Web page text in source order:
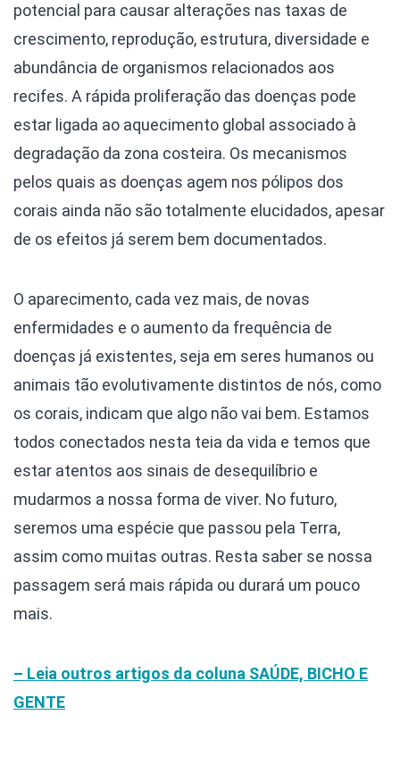
potencial para causar alterações nas taxas de
crescimento, reprodução, estrutura, diversidade e
abundância de organismos relacionados aos
recifes. A rápida proliferação das doenças pode
estar ligada ao aquecimento global associado à
degradação da zona costeira. Os mecanismos
pelos quais as doenças agem nos pólipos dos
corais ainda não são totalmente elucidados, apesar
de os efeitos já serem bem documentados.
O aparecimento, cada vez mais, de novas
enfermidades e o aumento da frequência de
doenças já existentes, seja em seres humanos ou
animais tão evolutivamente distintos de nós, como
os corais, indicam que algo não vai bem. Estamos
todos conectados nesta teia da vida e temos que
estar atentos aos sinais de desequilíbrio e
mudarmos a nossa forma de viver. No futuro,
seremos uma espécie que passou pela Terra,
assim como muitas outras. Resta saber se nossa
passagem será mais rápida ou durará um pouco
mais.
– Leia outros artigos da coluna SAÚDE, BICHO E
GENTE